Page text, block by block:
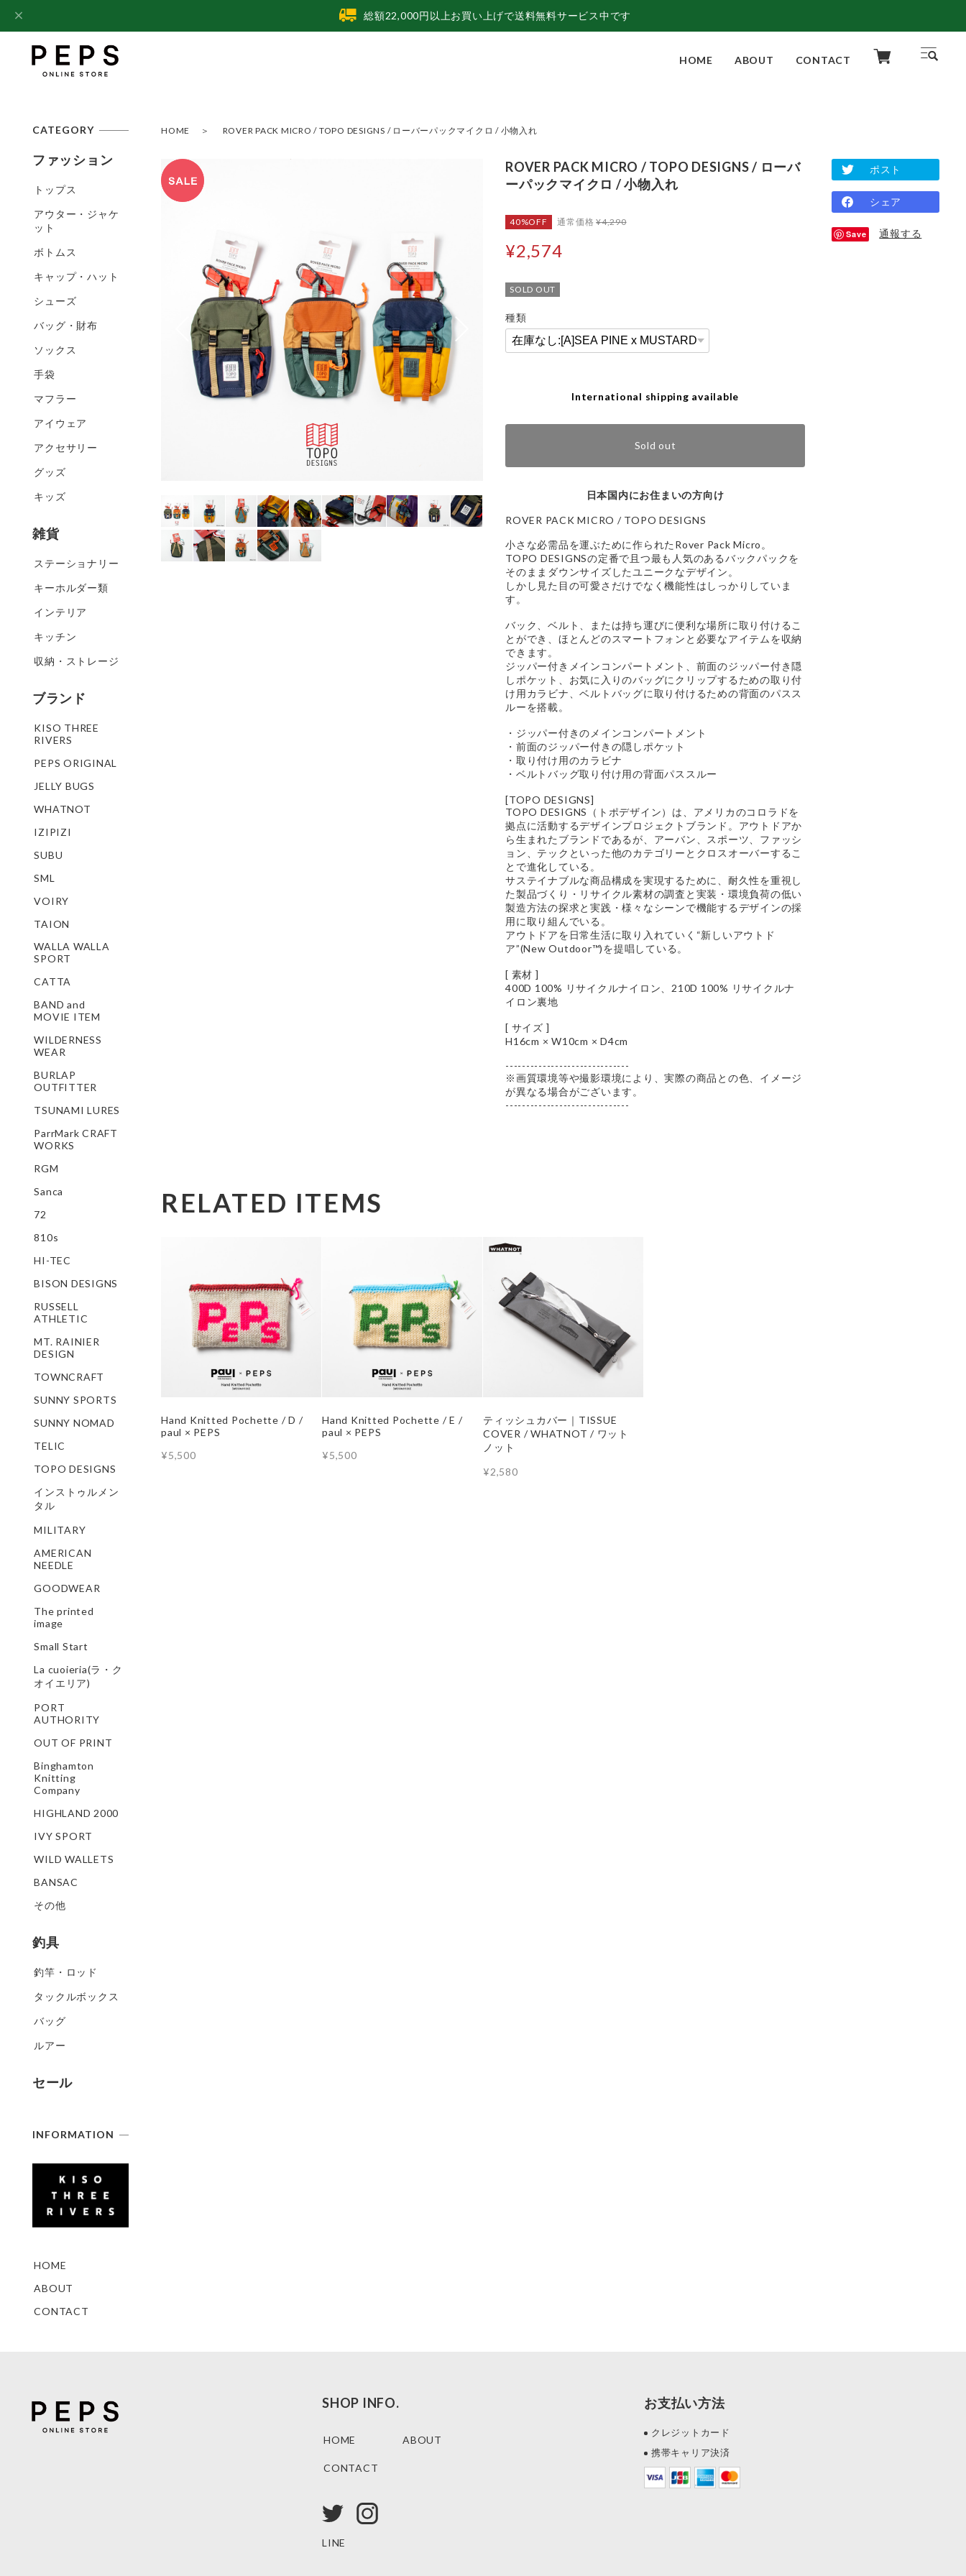
総額22,000円以上お買い上げで送料無料サービス中です
HOME ABOUT CONTACT
HOME ROVER PACK MICRO / TOPO DESIGNS / ローバーパックマイクロ / 小物入れ
ROVER PACK MICRO / TOPO DESIGNS / ローバ
ーパックマイクロ / 小物入れ
40%OFF 通常価格¥4,290
¥2,574
SOLD OUT
種類
International shipping available
Sold out
日本国内にお住まいの方向け
ROVER PACK MICRO / TOPO DESIGNS
小さな必需品を運ぶために作られたRover Pack Micro。
TOPO DESIGNSの定番で且つ最も人気のあるバックパックを
そのままダウンサイズしたユニークなデザイン。
しかし見た目の可愛さだけでなく機能性はしっかりしていま
す。
バック、ベルト、または持ち運びに便利な場所に取り付けるこ
とができ、ほとんどのスマートフォンと必要なアイテムを収納
できます。
ジッパー付きメインコンパートメント、前面のジッパー付き隠
しポケット、お気に入りのバッグにクリップするための取り付
け用カラビナ、ベルトバッグに取り付けるための背面のパスス
ルーを搭載。
・ジッパー付きのメインコンパートメント
・前面のジッパー付きの隠しポケット
・取り付け用のカラビナ
・ベルトバッグ取り付け用の背面パススルー
[TOPO DESIGNS]
TOPO DESIGNS（トポデザイン）は、アメリカのコロラドを
拠点に活動するデザインプロジェクトブランド。アウトドアか
ら生まれたブランドであるが、アーバン、スポーツ、ファッシ
ョン、テックといった他のカテゴリーとクロスオーバーするこ
とで進化している。
サステイナブルな商品構成を実現するために、耐久性を重視し
た製品づくり・リサイクル素材の調査と実装・環境負荷の低い
製造方法の探求と実践・様々なシーンで機能するデザインの採
用に取り組んでいる。
アウトドアを日常生活に取り入れていく“新しいアウトド
ア”(New Outdoor™)を提唱している。
[ 素材 ]
400D 100% リサイクルナイロン、210D 100% リサイクルナ
イロン裏地
[ サイズ ]
H16cm × W10cm × D4cm
------------------------------
※画質環境等や撮影環境により、実際の商品との色、イメージ
が異なる場合がございます。
------------------------------
ポスト
シェア
Save 通報する
RELATED ITEMS
Hand Knitted Pochette / D /
paul × PEPS
¥5,500
Hand Knitted Pochette / E /
paul × PEPS
¥5,500
ティッシュカバー｜TISSUE
COVER / WHATNOT / ワット
ノット
¥2,580
CATEGORY
ファッション
トップス
アウター・ジャケ
ット
ボトムス
キャップ・ハット
シューズ
バッグ・財布
ソックス
手袋
マフラー
アイウェア
アクセサリー
グッズ
キッズ
雑貨
ステーショナリー
キーホルダー類
インテリア
キッチン
収納・ストレージ
ブランド
KISO THREE
RIVERS
PEPS ORIGINAL
JELLY BUGS
WHATNOT
IZIPIZI
SUBU
SML
VOIRY
TAION
WALLA WALLA
SPORT
CATTA
BAND and
MOVIE ITEM
WILDERNESS
WEAR
BURLAP
OUTFITTER
TSUNAMI LURES
ParrMark CRAFT
WORKS
RGM
Sanca
72
810s
HI-TEC
BISON DESIGNS
RUSSELL
ATHLETIC
MT. RAINIER
DESIGN
TOWNCRAFT
SUNNY SPORTS
SUNNY NOMAD
TELIC
TOPO DESIGNS
インストゥルメン
タル
MILITARY
AMERICAN
NEEDLE
GOODWEAR
The printed
image
Small Start
La cuoieria(ラ・ク
オイエリア)
PORT
AUTHORITY
OUT OF PRINT
Binghamton
Knitting
Company
HIGHLAND 2000
IVY SPORT
WILD WALLETS
BANSAC
その他
釣具
釣竿・ロッド
タックルボックス
バッグ
ルアー
セール
INFORMATION
HOME
ABOUT
CONTACT
SHOP INFO.
HOME ABOUT
CONTACT
LINE
お支払い方法
クレジットカード
携帯キャリア決済